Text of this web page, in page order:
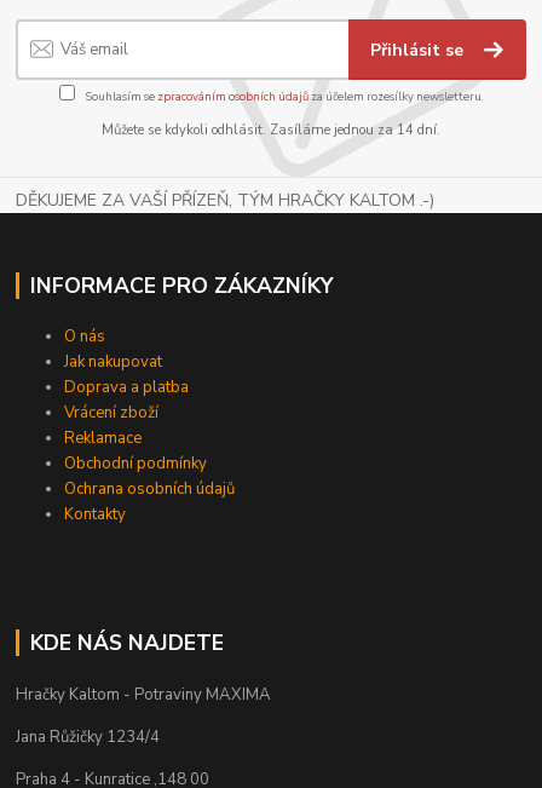
Přihlásit se
Souhlasím se zpracováním osobních údajůza účelem rozesílky newsletteru.
Můžete se kdykoli odhlásit. Zasíláme jednou za 14 dní.
DĚKUJEME ZA VAŠÍ PŘÍZEŇ, TÝM HRAČKY KALTOM .-)
INFORMACE PRO ZÁKAZNÍKY
O nás
Jak nakupovat
Doprava a platba
Vrácení zboží
Reklamace
Obchodní podmínky
Ochrana osobních údajů
Kontakty
KDE NÁS NAJDETE
Hračky Kaltom - Potraviny MAXIMA
Jana Růžičky 1234/4
Praha 4 - Kunratice ,148 00